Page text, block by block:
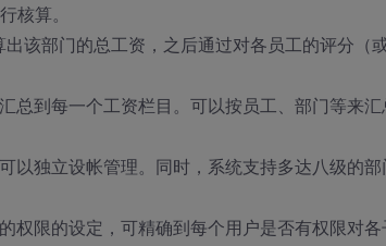
核算。
该部门的总工资，之后通过对各员工的评分（
总到每一个工资栏目。可以按员工、部门等来汇
独立设帐管理。同时，系统支持多达八级的部
权限的设定，可精确到每个用户是否有权限对各